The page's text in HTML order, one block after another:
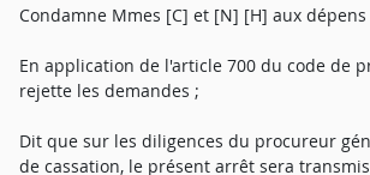
Condamne Mmes [C] et [N] [H] aux dépens
En application de l'article 700 du code de
rejette les demandes ;
Dit que sur les diligences du procureur
de cassation, le présent arrêt sera